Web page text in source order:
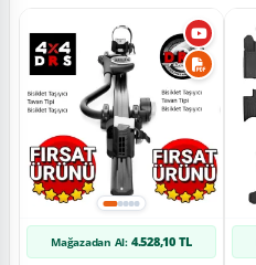
Mağazadan Al: 4.528,10 TL